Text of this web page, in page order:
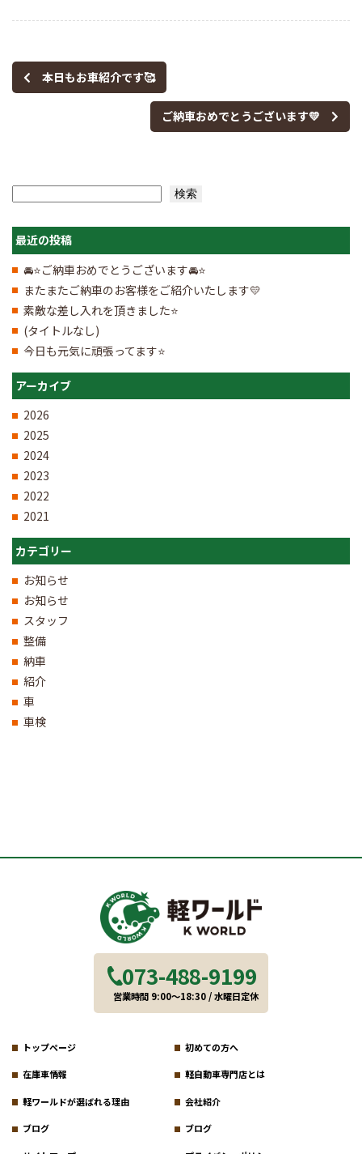
本日もお車紹介です🥰
ご納車おめでとうございます💛
検索
最近の投稿
🚘⭐ご納車おめでとうございます🚘⭐
またまたご納車のお客様をご紹介いたします💛
素敵な差し入れを頂きました⭐
(タイトルなし)
今日も元気に頑張ってます⭐
アーカイブ
2026
2025
2024
2023
2022
2021
カテゴリー
お知らせ
お知らせ
スタッフ
整備
納車
紹介
車
車検
073-488-9199
営業時間 9:00～18:30 / 水曜日定休
トップページ 初めての方へ
在庫車情報 軽自動車専門店とは
軽ワールドが選ばれる理由 会社紹介
ブログ ブログ